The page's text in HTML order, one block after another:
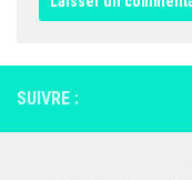
SUIVRE :